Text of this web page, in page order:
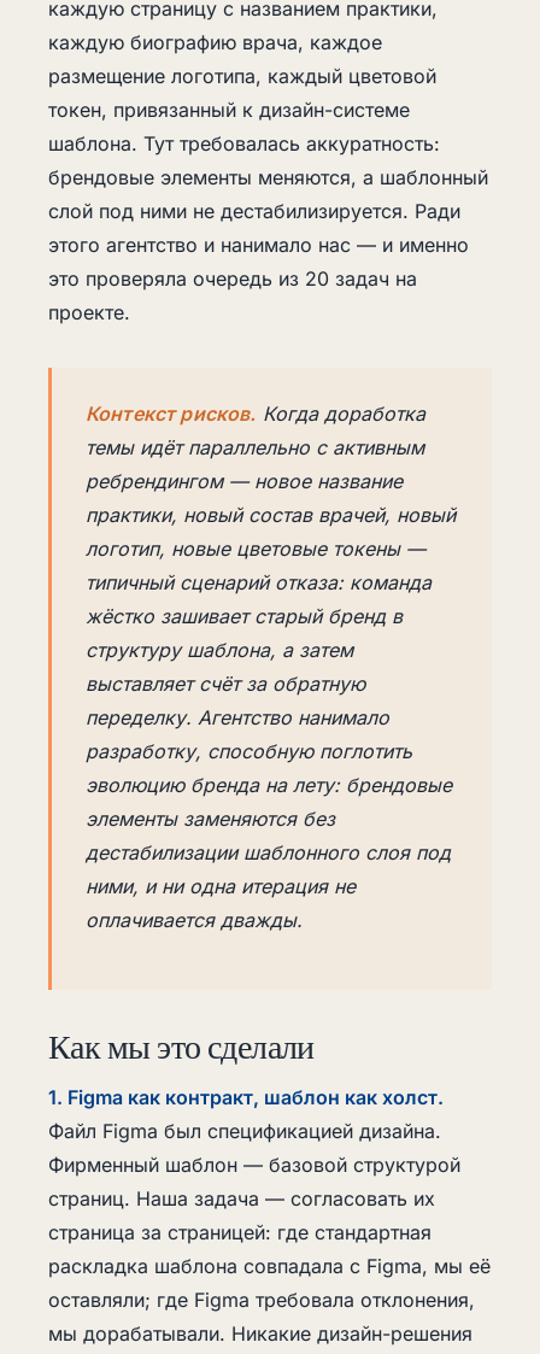
каждую страницу с названием практики,
каждую биографию врача, каждое
размещение логотипа, каждый цветовой
токен, привязанный к дизайн-системе
шаблона. Тут требовалась аккуратность:
брендовые элементы меняются, а шаблонный
слой под ними не дестабилизируется. Ради
этого агентство и нанимало нас — и именно
это проверяла очередь из 20 задач на
проекте.
Контекст рисков. Когда доработка
темы идёт параллельно с активным
ребрендингом — новое название
практики, новый состав врачей, новый
логотип, новые цветовые токены —
типичный сценарий отказа: команда
жёстко зашивает старый бренд в
структуру шаблона, а затем
выставляет счёт за обратную
переделку. Агентство нанимало
разработку, способную поглотить
эволюцию бренда на лету: брендовые
элементы заменяются без
дестабилизации шаблонного слоя под
ними, и ни одна итерация не
оплачивается дважды.
Как мы это сделали
1. Figma как контракт, шаблон как холст.
Файл Figma был спецификацией дизайна.
Фирменный шаблон — базовой структурой
страниц. Наша задача — согласовать их
страница за страницей: где стандартная
раскладка шаблона совпадала с Figma, мы её
оставляли; где Figma требовала отклонения,
мы дорабатывали. Никакие дизайн-решения